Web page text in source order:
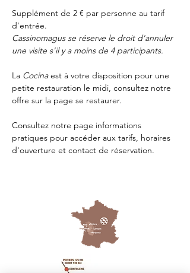
Supplément de 2 € par personne au tarif
d'entrée.
Cassinomagus se réserve le droit d'annuler
une visite s'il y a moins de 4 participants.
La Cocina est à votre disposition pour une
petite restauration le midi, consultez notre
offre sur la page se restaurer.
Consultez notre page informations
pratiques pour accéder aux tarifs, horaires
d'ouverture et contact de réservation.